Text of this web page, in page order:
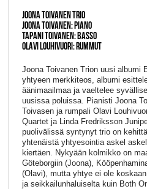
JOONA TOIVANEN TRIO
JOONA TOIVANEN: PIANO
TAPANI TOIVANEN: BASSO
OLAVI LOUHIVUORI: RUMMUT
Joona Toivanen Trion uusi albumi
yhtyeen merkkiteos, albumi
äänimaailmaa ja vaeltelee
uusissa poluissa. Pianisti Joona
Toivasen ja rumpali Olavi
Quartet ja Linda Fredriksson
puolivälissä syntynyt trio on
yhtenäistä yhtyesointia askel
kiertäen. Nykyään kolmikko on
Göteborgiin (Joona),
(Olavi), mutta yhtye ei ole
ja seikkailunhaluiselta kuin Both